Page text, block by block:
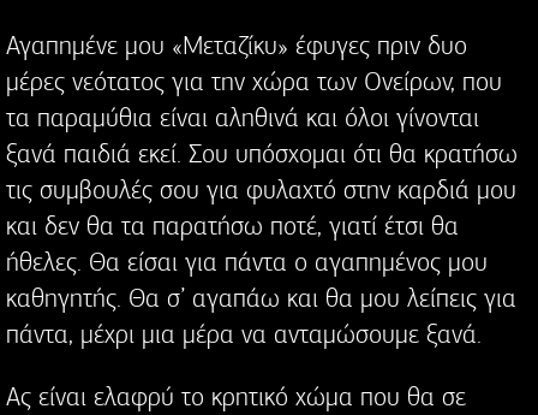
Αγαπημένε μου «Μεταζίκυ» έφυγες πριν δυο
μέρες νεότατος για την χώρα των Ονείρων, που
τα παραμύθια είναι αληθινά και όλοι γίνονται
ξανά παιδιά εκεί. Σου υπόσχομαι ότι θα κρατήσω
τις συμβουλές σου για φυλαχτό στην καρδιά μου
και δεν θα τα παρατήσω ποτέ, γιατί έτσι θα
ήθελες. Θα είσαι για πάντα ο αγαπημένος μου
καθηγητής. Θα σ’ αγαπάω και θα μου λείπεις για
πάντα, μέχρι μια μέρα να ανταμώσουμε ξανά.
Ας είναι ελαφρύ το κρητικό χώμα που θα σε